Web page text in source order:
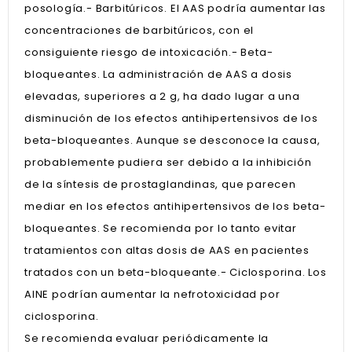
posología.- Barbitúricos. El AAS podría aumentar las
concentraciones de barbitúricos, con el
consiguiente riesgo de intoxicación.- Beta-
bloqueantes. La administración de AAS a dosis
elevadas, superiores a 2 g, ha dado lugar a una
disminución de los efectos antihipertensivos de los
beta-bloqueantes. Aunque se desconoce la causa,
probablemente pudiera ser debido a la inhibición
de la síntesis de prostaglandinas, que parecen
mediar en los efectos antihipertensivos de los beta-
bloqueantes. Se recomienda por lo tanto evitar
tratamientos con altas dosis de AAS en pacientes
tratados con un beta-bloqueante.- Ciclosporina. Los
AINE podrían aumentar la nefrotoxicidad por
ciclosporina.
Se recomienda evaluar periódicamente la